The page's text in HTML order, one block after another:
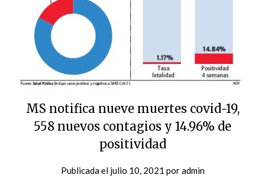
MS notifica nueve muertes covid-19,
558 nuevos contagios y 14.96% de
positividad
Publicada el julio 10, 2021 poradmin